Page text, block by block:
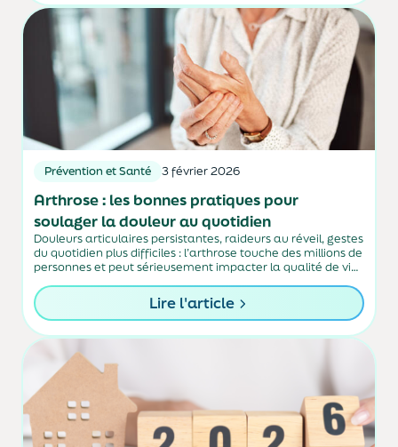
Prévention et Santé 3 février 2026
Arthrose : les bonnes pratiques pour
soulager la douleur au quotidien
Douleurs articulaires persistantes, raideurs au réveil, gestes
du quotidien plus difficiles : l’arthrose touche des millions de
personnes et peut sérieusement impacter la qualité de vie.
Société française de rhumatologie sont claires...
Lire l'article